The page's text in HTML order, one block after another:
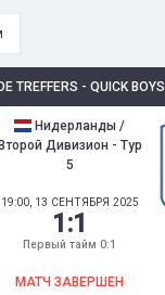
- QUICK BOYS
Нидерланды /
Второй Дивизион - Тур
5
19:00, 13 СЕНТЯБРЯ 2025
1 :1
Первый тайм 0:1
МАТЧ ЗАВЕРШЕН